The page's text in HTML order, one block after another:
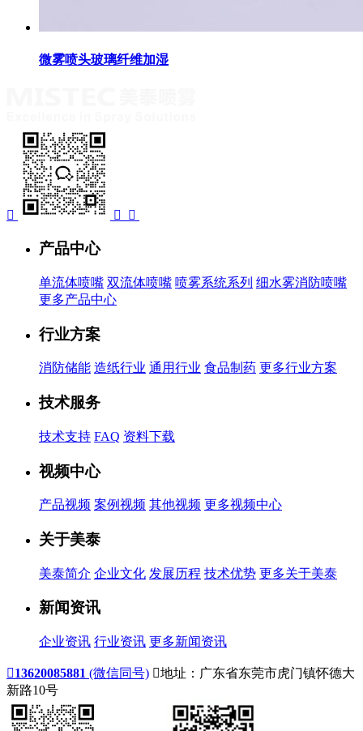
微雾喷头玻璃纤维加湿
  
产品中心
单流体喷嘴 双流体喷嘴 喷雾系统系列 细水雾消防喷嘴
更多产品中心
行业方案
消防储能 造纸行业 通用行业 食品制药 更多行业方案
技术服务
技术支持 FAQ 资料下载
视频中心
产品视频 案例视频 其他视频 更多视频中心
关于美泰
美泰简介 企业文化 发展历程 技术优势 更多关于美泰
新闻资讯
企业资讯 行业资讯 更多新闻资讯
13620085881 (微信同号) 地址：广东省东莞市虎门镇怀德大
新路10号